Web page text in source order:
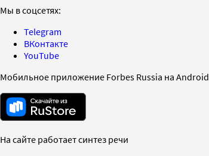
Мы в соцсетях:
Telegram
ВКонтакте
YouTube
Мобильное приложение Forbes Russia на Android
На сайте работает синтез речи